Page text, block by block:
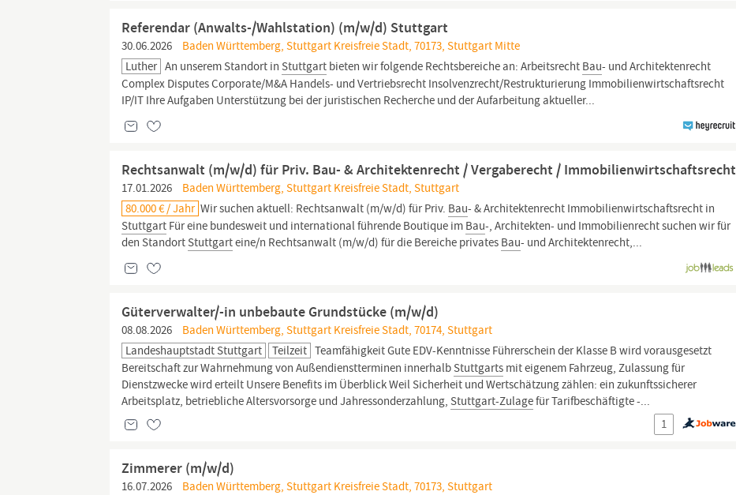
Referendar (Anwalts-/Wahlstation) (m/w/d) Stuttgart
30.06.2026
Baden Württemberg, Stuttgart Kreisfreie Stadt, 70173, Stuttgart Mitte
Luther An unserem Standort in Stuttgart bieten wir folgende Rechtsbereiche an: Arbeitsrecht Bau- und Architektenrecht
Complex Disputes Corporate/M&A Handels- und Vertriebsrecht Insolvenzrecht/Restrukturierung Immobilienwirtschaftsrecht
IP/IT Ihre Aufgaben Unterstützung bei der juristischen Recherche und der Aufarbeitung aktueller...
Rechtsanwalt (m/w/d) für Priv. Bau- & Architektenrecht / Vergaberecht / Immobilienwirtschaftsrecht
17.01.2026
Baden Württemberg, Stuttgart Kreisfreie Stadt, Stuttgart
80.000 € / Jahr Wir suchen aktuell: Rechtsanwalt (m/w/d) für Priv. Bau- & Architektenrecht Immobilienwirtschaftsrecht in
Stuttgart Für eine bundesweit und international führende Boutique im Bau-, Architekten- und Immobilienrecht suchen wir für
den Standort Stuttgarteine/n Rechtsanwalt (m/w/d) für die Bereiche privates Bau- und Architektenrecht,...
Güterverwalter/-in unbebaute Grundstücke (m/w/d)
08.08.2026
Baden Württemberg, Stuttgart Kreisfreie Stadt, 70174, Stuttgart
Landeshauptstadt Stuttgart
Teilzeit Teamfähigkeit Gute EDV-Kenntnisse Führerschein der Klasse B wird vorausgesetzt
Bereitschaft zur Wahrnehmung von Außendienstterminen innerhalb Stuttgarts mit eigenem Fahrzeug, Zulassung für
Dienstzwecke wird erteilt Unsere Benefits im Überblick Weil Sicherheit und Wertschätzung zählen: ein zukunftssicherer
Arbeitsplatz, betriebliche Altersvorsorge und Jahressonderzahlung, Stuttgart-Zulagefür Tarifbeschäftigte -...
1
Zimmerer (m/w/d)
16.07.2026
Baden Württemberg, Stuttgart Kreisfreie Stadt, 70173, Stuttgart